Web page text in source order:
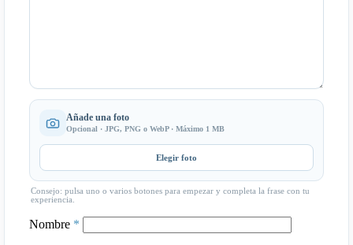
Añade una foto
Opcional · JPG, PNG o WebP · Máximo 1 MB
Elegir foto
Consejo: pulsa uno o varios botones para empezar y completa la frase con tu
experiencia.
Nombre *